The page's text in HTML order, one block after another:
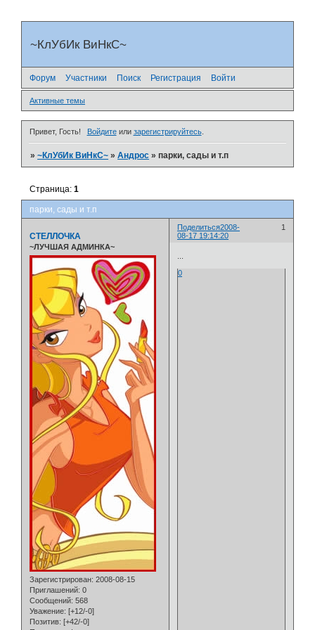
~КлУбИк ВиНкС~
Форум Участники Поиск Регистрация Войти
Активные темы
Привет, Гость! Войдитеили зарегистрируйтесь.
»~КлУбИк ВиНкС~ »Андрос »парки, сады и т.п
парки, сады и т.п
Страница:1
Поделиться 1
2008-
08-17 19:14:20
СТЕЛЛОЧКА
~ЛУЧШАЯ АДМИНКА~
Зарегистрирован: 2008-08-15
Приглашений: 0
Сообщений: 568
Уважение: [+12/-0]
Позитив: [+42/-0]
0